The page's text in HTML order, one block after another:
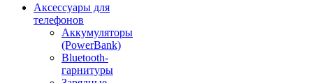
Аксессуары для
телефонов
Аккумуляторы
(PowerBank)
Bluetooth-
гарнитуры